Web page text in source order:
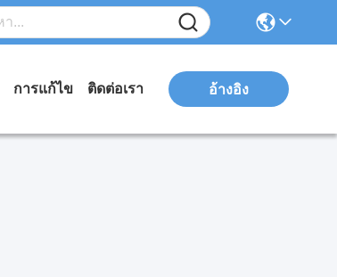
การแก้ไข ติดต่อเรา อ้างอิง